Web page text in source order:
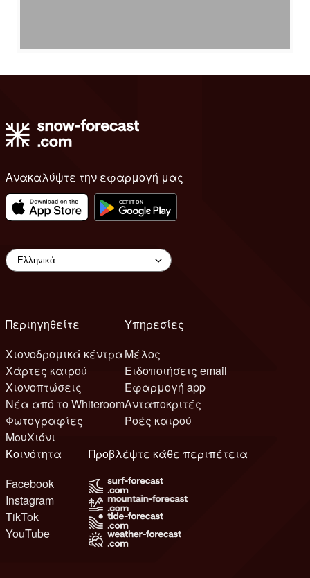
Ανακαλύψτε την εφαρμογή μας
Περιηγηθείτε
Χιονοδρομικά κέντρα
Χάρτες καιρού
Χιονοπτώσεις
Νέα από το Whiteroom
Φωτογραφίες
ΜουΧιόνι
Υπηρεσίες
Μέλος
Ειδοποιήσεις email
Εφαρμογή app
Ανταποκριτές
Ροές καιρού
Κοινότητα
Facebook
Instagram
TikTok
YouTube
Προβλέψτε κάθε περιπέτεια